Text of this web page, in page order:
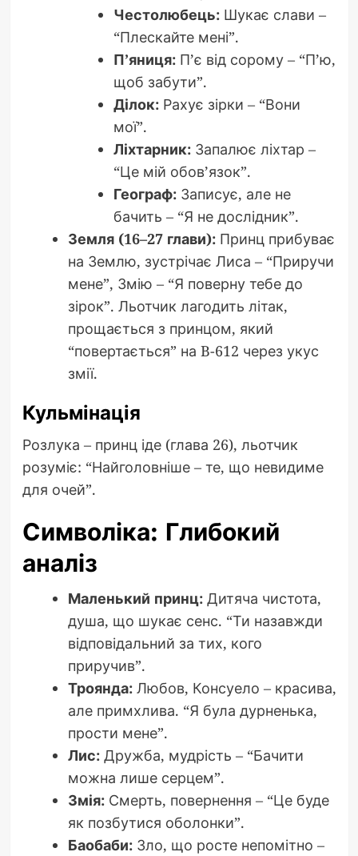
Честолюбець:Шукає слави –
“Плескайте мені”.
П’яниця:П’є від сорому – “П’ю,
щоб забути”.
Ділок:Рахує зірки – “Вони
мої”.
Ліхтарник:Запалює ліхтар –
“Це мій обов’язок”.
Географ:Записує, але не
бачить – “Я не дослідник”.
Земля (16–27 глави):Принц прибуває
на Землю, зустрічає Лиса – “Приручи
мене”, Змію – “Я поверну тебе до
зірок”. Льотчик лагодить літак,
прощається з принцом, який
“повертається” на B-612 через укус
змії.
Кульмінація
Розлука – принц іде (глава 26), льотчик
розуміє: “Найголовніше – те, що невидиме
для очей”.
Символіка: Глибокий
аналіз
Маленький принц:Дитяча чистота,
душа, що шукає сенс. “Ти назавжди
відповідальний за тих, кого
приручив”.
Троянда:Любов, Консуело – красива,
але примхлива. “Я була дурненька,
прости мене”.
Лис:Дружба, мудрість – “Бачити
можна лише серцем”.
Змія:Смерть, повернення – “Це буде
як позбутися оболонки”.
Баобаби:Зло, що росте непомітно –